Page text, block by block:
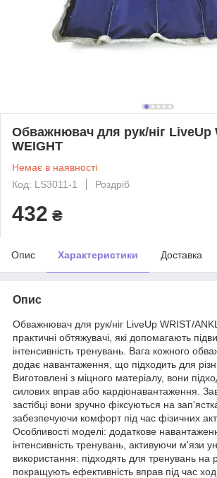
Обважнювач для рук/ніг LiveUp
WEIGHT
Немає в наявності
Код: LS3011-1
Роздріб
432 ₴
Опис Характеристики Доставка
Опис
Обважнювач для рук/ніг LiveUp WRIST/
практичні обтяжувачі, які допомагають
інтенсивність тренувань. Вага кожного
додає навантаження, що підходить для
Виготовлені з міцного матеріалу, вони
силових вправ або кардіонавантаження.
застібці вони зручно фіксуються на
забезпечуючи комфорт під час фізичних
Особливості моделі: додаткове
інтенсивність тренувань, активуючи м'язи
використання: підходять для тренувань на
покращують ефективність вправ під час